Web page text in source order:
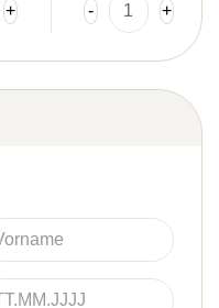
+
-
+